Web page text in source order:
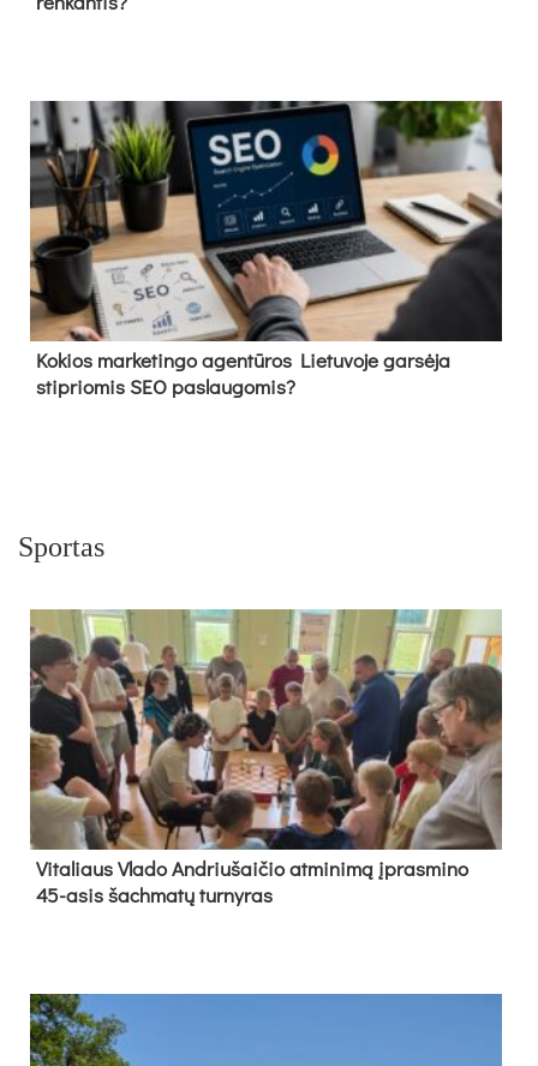
Kokios marketingo agentūros Lietuvoje garsėja
stipriomis SEO paslaugomis?
Sportas
Vi­ta­liaus Vla­do And­riu­šai­čio at­mi­ni­mą įpras­mi­no
45-asis šach­ma­tų tur­ny­ras